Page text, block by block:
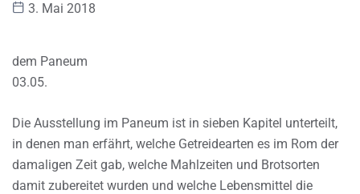
3. Mai 2018
dem Paneum
03.05.
Die Ausstellung im Paneum ist in sieben Kapitel unterteilt,
in denen man erfährt, welche Getreidearten es im Rom der
damaligen Zeit gab, welche Mahlzeiten und Brotsorten
damit zubereitet wurden und welche Lebensmittel die